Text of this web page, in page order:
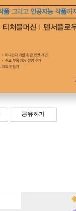
공유하기